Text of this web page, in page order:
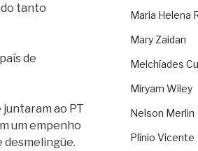
tanto
de
ao PT
um empenho
desmelingüe.
Maria Helena
Mary Zaidan
Melchíades
Miryam Wiley
Nelson Merlin
Plínio Vicente